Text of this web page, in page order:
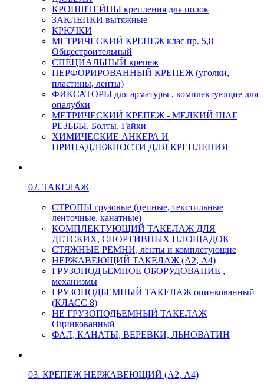
КРОНШТЕЙНЫ крепления для полок
ЗАКЛЕПКИ вытяжные
КРЮЧКИ
МЕТРИЧЕСКИЙ КРЕПЕЖ клас пр. 5,8
Общестроительный
СПЕЦИАЛЬНЫЙ крепеж
ПЕРФОРИРОВАННЫЙ КРЕПЕЖ (уголки,
пластины, ленты)
ФИКСАТОРЫ для арматуры , комплектующие для
опалубки
МЕТРИЧЕСКИЙ КРЕПЕЖ - МЕЛКИЙ ШАГ
РЕЗЬБЫ, Болты, Гайки
ХИМИЧЕСКИЕ АНКЕРА И
ПРИНАДЛЕЖНОСТИ ДЛЯ КРЕПЛЕНИЯ
02. ТАКЕЛАЖ
СТРОПЫ грузовые (цепные, текстильные
ленточные, канатные)
КОМПЛЕКТУЮЩИЙ ТАКЕЛАЖ ДЛЯ
ДЕТСКИХ, СПОРТИВНЫХ ПЛОЩАДОК
СТЯЖНЫЕ РЕМНИ, ленты и комплетующие
НЕРЖАВЕЮЩИЙ ТАКЕЛАЖ (А2, А4)
ГРУЗОПОДЪЕМНОЕ ОБОРУДОВАНИЕ ,
механизмы
ГРУЗОПОДЬЕМНЫЙ ТАКЕЛАЖ оцинкованный
(КЛАСС 8)
НЕ ГРУЗОПОДЬЕМНЫЙ ТАКЕЛАЖ
Оцинкованный
ФАЛ, КАНАТЫ, ВЕРЕВКИ, ЛЬНОВАТИН
03. КРЕПЕЖ НЕРЖАВЕЮЩИЙ (А2, А4)